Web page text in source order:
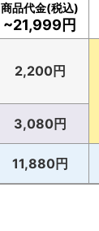
商品代金(税込)
~21,999円
2,200円
3,080円
11,880円